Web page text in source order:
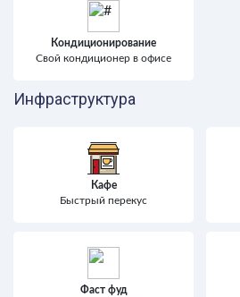
Кондиционирование
Свой кондиционер в офисе
Инфраструктура
Кафе
Быстрый перекус
Фаст фуд